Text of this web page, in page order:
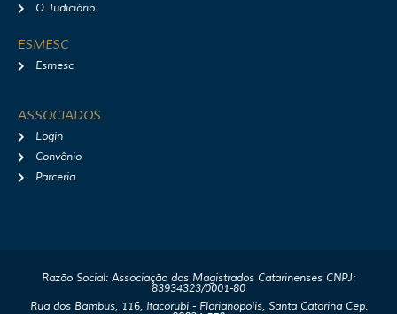
O Judiciário
ESMESC
Esmesc
ASSOCIADOS
Login
Convênio
Parceria
Razão Social: Associação dos Magistrados Catarinenses CNPJ:
83934323/0001-80
Rua dos Bambus, 116, Itacorubi - Florianópolis, Santa Catarina Cep.